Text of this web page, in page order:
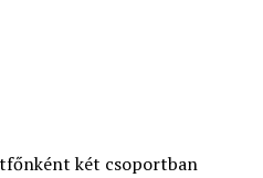
két csoportban